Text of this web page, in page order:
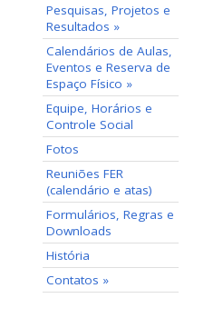
Pesquisas, Projetos e
Resultados »
Calendários de Aulas,
Eventos e Reserva de
Espaço Físico »
Equipe, Horários e
Controle Social
Fotos
Reuniões FER
(calendário e atas)
Formulários, Regras e
Downloads
História
Contatos »